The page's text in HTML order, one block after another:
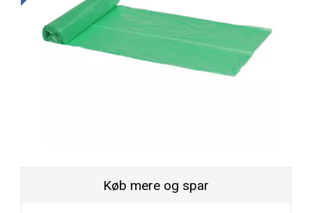
Køb mere og spar